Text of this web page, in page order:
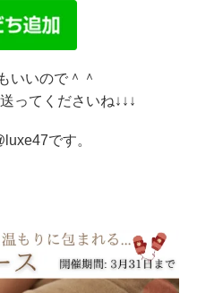
いいので＾＾
ってくださいね↓↓↓
です。